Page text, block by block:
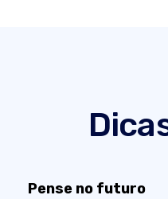
Pense no futuro